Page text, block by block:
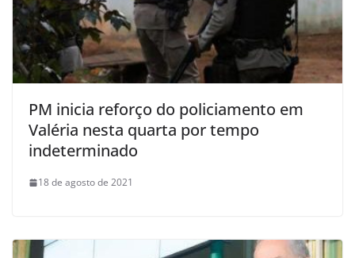
PM inicia reforço do policiamento em
Valéria nesta quarta por tempo
indeterminado
18 de agosto de 2021